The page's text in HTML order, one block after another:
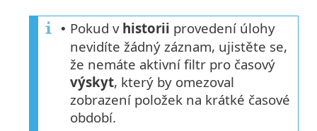
• Pokud v historii provedení úlohy
nevidíte žádný záznam, ujistěte se,
že nemáte aktivní filtr pro časový
výskyt, který by omezoval
zobrazení položek na krátké časové
období.